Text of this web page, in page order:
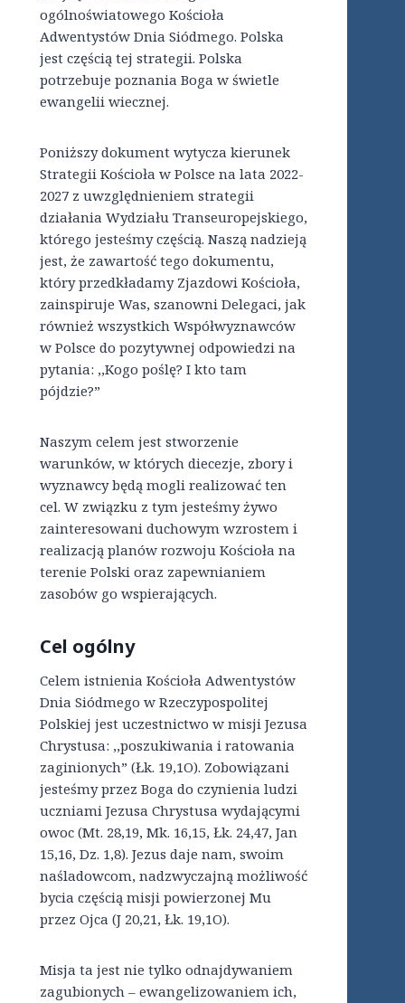
ogólnoświatowego Kościoła
Adwentystów Dnia Siódmego. Polska
jest częścią tej strategii. Polska
potrzebuje poznania Boga w świetle
ewangelii wiecznej.
Poniższy dokument wytycza kierunek
Strategii Kościoła w Polsce na lata 2022-
2027 z uwzględnieniem strategii
działania Wydziału Transeuropejskiego,
którego jesteśmy częścią. Naszą nadzieją
jest, że zawartość tego dokumentu,
który przedkładamy Zjazdowi Kościoła,
zainspiruje Was, szanowni Delegaci, jak
również wszystkich Współwyznawców
w Polsce do pozytywnej odpowiedzi na
pytania: ,,Kogo poślę? I kto tam
pójdzie?”
Naszym celem jest stworzenie
warunków, w których diecezje, zbory i
wyznawcy będą mogli realizować ten
cel. W związku z tym jesteśmy żywo
zainteresowani duchowym wzrostem i
realizacją planów rozwoju Kościoła na
terenie Polski oraz zapewnianiem
zasobów go wspierających.
Cel ogólny
Celem istnienia Kościoła Adwentystów
Dnia Siódmego w Rzeczypospolitej
Polskiej jest uczestnictwo w misji Jezusa
Chrystusa: ,,poszukiwania i ratowania
zaginionych” (Łk. 19,1O). Zobowiązani
jesteśmy przez Boga do czynienia ludzi
uczniami Jezusa Chrystusa wydającymi
owoc (Mt. 28,19, Mk. 16,15, Łk. 24,47, Jan
15,16, Dz. 1,8). Jezus daje nam, swoim
naśladowcom, nadzwyczajną możliwość
bycia częścią misji powierzonej Mu
przez Ojca (J 20,21, Łk. 19,1O).
Misja ta jest nie tylko odnajdywaniem
zagubionych – ewangelizowaniem ich,